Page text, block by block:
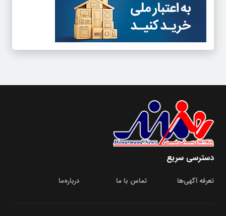
دسترسی سریع
تعرفه آگهی‌ها تماس با ما درباره‌‌ما